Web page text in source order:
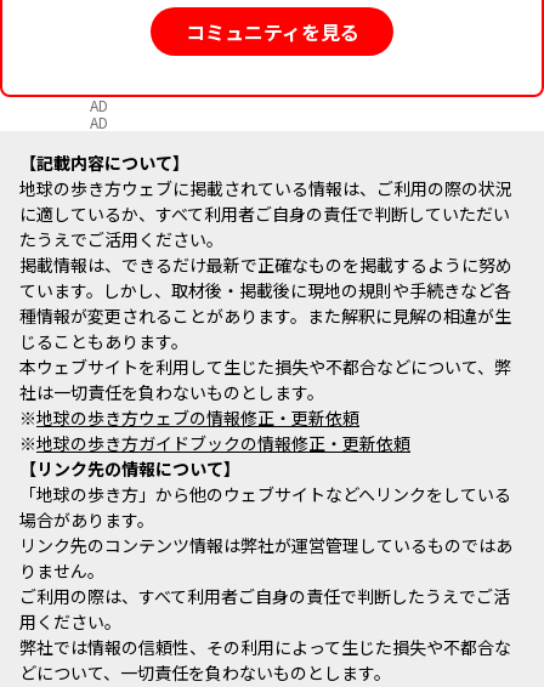
コミュニティを見る
AD
AD
記載内容について
地球の歩き方ウェブに掲載されている情報は、ご利用の際の状況
に適しているか、すべて利用者ご自身の責任で判断していただい
たうえでご活用ください。
掲載情報は、できるだけ最新で正確なものを掲載するように努め
ています。しかし、取材後・掲載後に現地の規則や手続きなど各
種情報が変更されることがあります。また解釈に見解の相違が生
じることもあります。
本ウェブサイトを利用して生じた損失や不都合などについて、弊
社は一切責任を負わないものとします。
※地球の歩き方ウェブの情報修正・更新依頼
※地球の歩き方ガイドブックの情報修正・更新依頼
リンク先の情報について
「地球の歩き方」から他のウェブサイトなどへリンクをしている
場合があります。
リンク先のコンテンツ情報は弊社が運営管理しているものではあ
りません。
ご利用の際は、すべて利用者ご自身の責任で判断したうえでご活
用ください。
弊社では情報の信頼性、その利用によって生じた損失や不都合な
どについて、一切責任を負わないものとします。